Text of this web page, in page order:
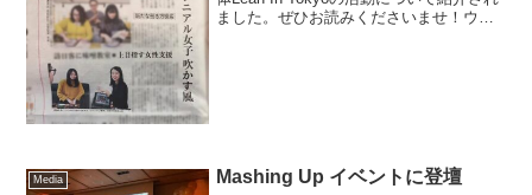
ました。ぜひお読みくださいませ！ウェ
Media Mashing Up イベントに登壇